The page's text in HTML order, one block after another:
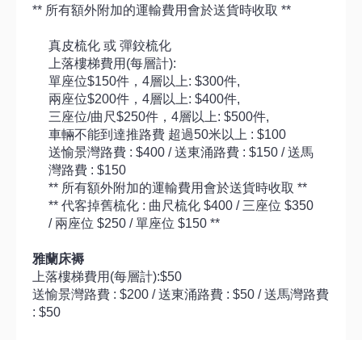
** 所有額外附加的運輸費用會於送貨時收取 **
真皮梳化 或 彈鉸梳化
上落樓梯費用(每層計):
單座位$150件，4層以上: $300件,
兩座位$200件，4層以上: $400件,
三座位/曲尺$250件，4層以上: $500件,
車輛不能到達推路費 超過50米以上 : $100
送愉景灣路費 : $400 / 送東涌路費 : $150 / 送馬
灣路費 : $150
** 所有額外附加的運輸費用會於送貨時收取 **
** 代客掉舊梳化 : 曲尺梳化 $400 / 三座位 $350
/ 兩座位 $250 / 單座位 $150 **
雅蘭床褥
上落樓梯費用(每層計):$50
送愉景灣路費 : $200 / 送東涌路費 : $50 / 送馬灣路費
: $50